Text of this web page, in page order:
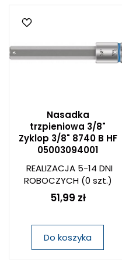
Nasadka
trzpieniowa 3/8"
Zyklop 3/8" 8740 B HF
05003094001
REALIZACJA 5-14 DNI
ROBOCZYCH(0 szt.)
51,99 zł
Do koszyka